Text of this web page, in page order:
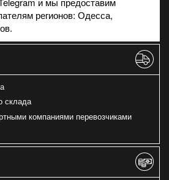
регионов: Одесса,
склада
компаниями перевозчиками